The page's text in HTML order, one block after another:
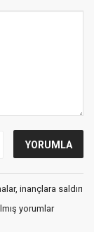
inançlara saldırı
yorumlar